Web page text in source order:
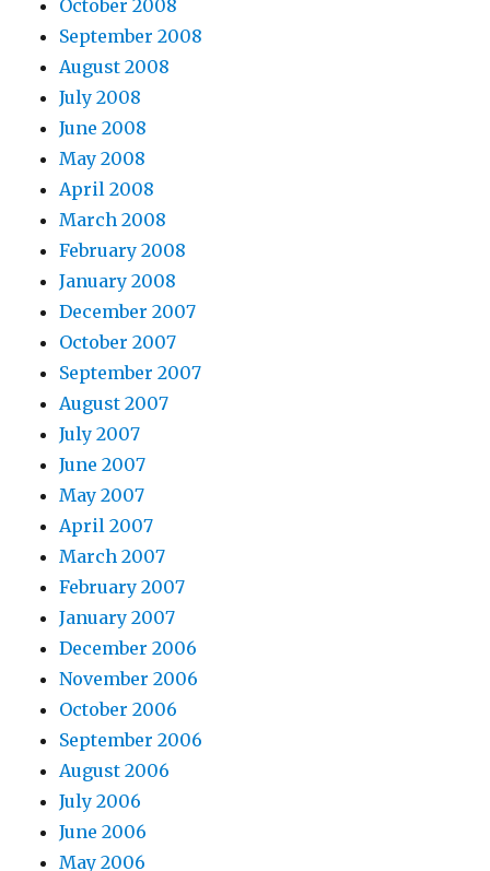
October 2008
September 2008
August 2008
July 2008
June 2008
May 2008
April 2008
March 2008
February 2008
January 2008
December 2007
October 2007
September 2007
August 2007
July 2007
June 2007
May 2007
April 2007
March 2007
February 2007
January 2007
December 2006
November 2006
October 2006
September 2006
August 2006
July 2006
June 2006
May 2006